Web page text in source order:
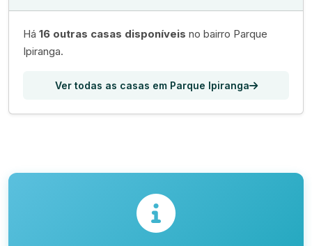
Há 16 outras casas disponíveis no bairro Parque
Ipiranga.
Ver todas as casas em Parque Ipiranga